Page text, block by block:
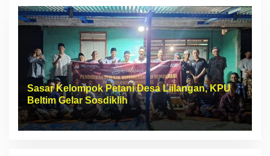
Sasar Kelompok Petani Desa Liilangan, KPU
Beltim Gelar Sosdiklih